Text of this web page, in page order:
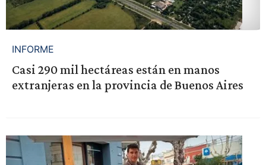
INFORME
Casi 290 mil hectáreas están en manos
extranjeras en la provincia de Buenos Aires